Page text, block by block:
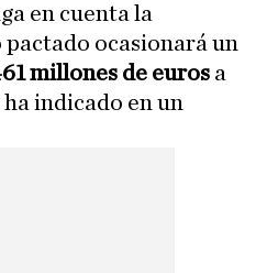
en cuenta la
ocasionará un
millones de euros a
indicado en un